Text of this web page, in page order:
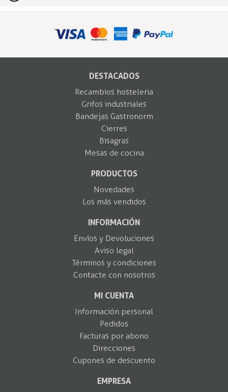
DESTACADOS
Recambios hosteleria
Grifos industriales
Bandejas Gastronorm
Cierres
Bisagras
Mesas de cocina
PRODUCTOS
Novedades
Los más vendidos
INFORMACIÓN
Envíos y Devoluciones
Aviso legal
Términos y condiciones
Contacte con nosotros
MI CUENTA
Información personal
Pedidos
Facturas por abono
Direcciones
Cupones de descuento
EMPRESA